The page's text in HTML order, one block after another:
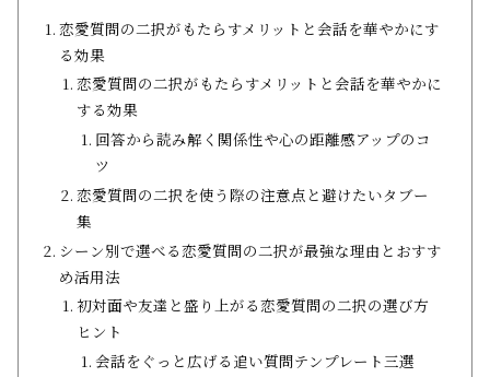
恋愛質問の二択がもたらすメリットと会話を華やかにす
る効果
恋愛質問の二択がもたらすメリットと会話を華やかに
する効果
回答から読み解く関係性や心の距離感アップのコ
ツ
恋愛質問の二択を使う際の注意点と避けたいタブー
集
シーン別で選べる恋愛質問の二択が最強な理由とおすす
め活用法
初対面や友達と盛り上がる恋愛質問の二択の選び方
ヒント
会話をぐっと広げる追い質問テンプレート三選